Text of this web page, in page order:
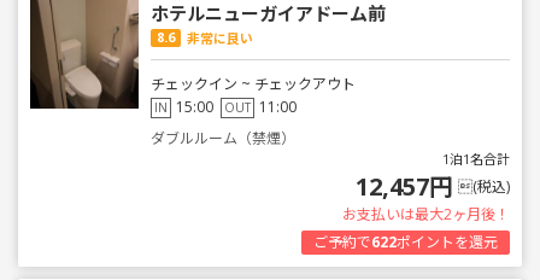
ホテルニューガイアドーム前
8.6 非常に良い
チェックイン ~ チェックアウト
IN 15:00 OUT 11:00
ダブルルーム（禁煙）
1泊1名合計
12,457円 (税込)
お支払いは最大2ヶ月後！
ご予約で622ポイントを還元